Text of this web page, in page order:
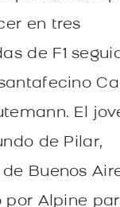
en tres
de F1
El
de Pilar,
Buenos
por Alpine